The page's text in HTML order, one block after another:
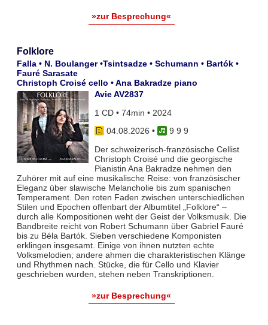
»zur Besprechung«
Folklore
Falla • N. Boulanger •Tsintsadze • Schumann • Bartók •
Fauré Sarasate
Christoph Croisé cello • Ana Bakradze piano
Avie AV2837
1 CD • 74min • 2024
04.08.2026 •
9 9 9
Der schweizerisch-französische Cellist
Christoph Croisé und die georgische
Pianistin Ana Bakradze nehmen den
Zuhörer mit auf eine musikalische Reise: von französischer
Eleganz über slawische Melancholie bis zum spanischen
Temperament. Den roten Faden zwischen unterschiedlichen
Stilen und Epochen offenbart der Albumtitel „Folklore“ –
durch alle Kompositionen weht der Geist der Volksmusik. Die
Bandbreite reicht von Robert Schumann über Gabriel Fauré
bis zu Béla Bartók. Sieben verschiedene Komponisten
erklingen insgesamt. Einige von ihnen nutzten echte
Volksmelodien; andere ahmen die charakteristischen Klänge
und Rhythmen nach. Stücke, die für Cello und Klavier
geschrieben wurden, stehen neben Transkriptionen.
»zur Besprechung«